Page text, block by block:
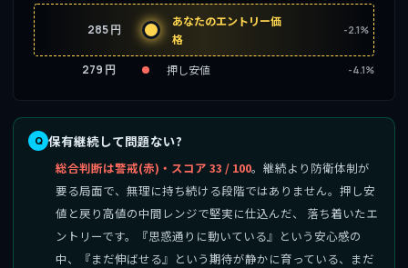
285 円
あなたのエントリー価
格
-2.1%
279 円 押し安値 -4.1%
保有継続して問題ない?
総合判断は警戒(赤)・スコア 33 / 100。継続より防衛体制が
要る局面で、無理に持ち続ける段階ではありません。押し安
値と戻り高値の中間レンジで堅実に仕込んだ、 落ち着いたエ
ントリーです。『思惑通りに動いている』という安心感の
中、『まだ伸ばせる』という期待が静かに育っている、まだ